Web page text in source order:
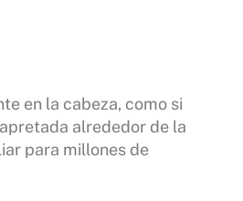
en la cabeza, como si
alrededor de la
para millones de